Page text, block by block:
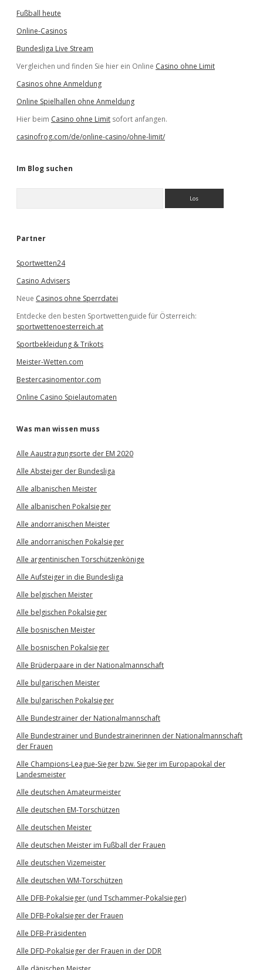
Fußball heute
Online-Casinos
Bundesliga Live Stream
Vergleichen und finden Sie hier ein Online Casino ohne Limit
Casinos ohne Anmeldung
Online Spielhallen ohne Anmeldung
Hier beim Casino ohne Limit sofort anfangen.
casinofrog.com/de/online-casino/ohne-limit/
Im Blog suchen
e
Partner
Sportwetten24
Casino Advisers
Neue Casinos ohne Sperrdatei
Entdecke den besten Sportwettenguide für Österreich:
sportwettenoesterreich.at
Sportbekleidung & Trikots
Meister-Wetten.com
Bestercasinomentor.com
Online Casino Spielautomaten
Was man wissen muss
Alle Aaustragungsorte der EM 2020
Alle Absteiger der Bundesliga
Alle albanischen Meister
Alle albanischen Pokalsieger
Alle andorranischen Meister
Alle andorranischen Pokalsieger
Alle argentinischen Torschützenkönige
Alle Aufsteiger in die Bundesliga
Alle belgischen Meister
Alle belgischen Pokalsieger
Alle bosnischen Meister
Alle bosnischen Pokalsieger
Alle Brüderpaare in der Nationalmannschaft
Alle bulgarischen Meister
Alle bulgarischen Pokalsieger
Alle Bundestrainer der Nationalmannschaft
Alle Bundestrainer und Bundestrainerinnen der Nationalmannschaft
der Frauen
Alle Champions-League-Sieger bzw. Sieger im Europapokal der
Landesmeister
Alle deutschen Amateurmeister
Alle deutschen EM-Torschützen
Alle deutschen Meister
Alle deutschen Meister im Fußball der Frauen
Alle deutschen Vizemeister
Alle deutschen WM-Torschützen
Alle DFB-Pokalsieger (und Tschammer-Pokalsieger)
Alle DFB-Pokalsieger der Frauen
Alle DFB-Präsidenten
Alle DFD-Pokalsieger der Frauen in der DDR